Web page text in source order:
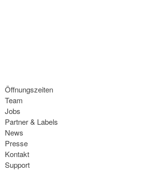
Öffnungszeiten
Team
Jobs
Partner & Labels
News
Presse
Kontakt
Support